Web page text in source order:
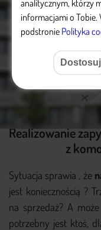
Realizowanie
z
Sytuacja sprawia , że
jest koniecznością ?
na sprzedaż? A
potrzebny jest ktoś,
analitycznym, którzy
informacjami o Tobie.
podstronie Polityka
Dostosuj